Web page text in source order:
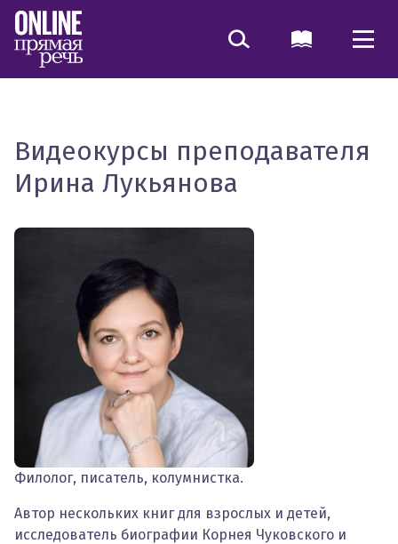
Видеокурсы преподавателя
Ирина Лукьянова
Филолог, писатель, колумнистка.
Автор нескольких книг для взрослых и детей,
исследователь биографии Корнея Чуковского и